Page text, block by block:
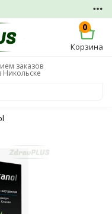
0
Корзина
заказов
Никольске